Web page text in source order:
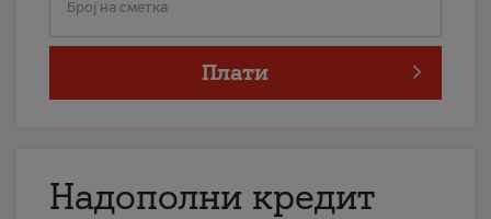
Број на сметка
Плати
Надополни кредит